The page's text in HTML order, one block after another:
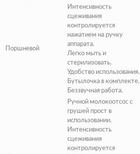
Поршневой
Интенсивность
сцеживания
контролируется
нажатием на ручку
аппарата.
Легко мыть и
стерилизовать.
Удобство использования.
Бутылочка в комплекте.
Беззвучная работа.
Ручной молокоотсос с
грушей прост в
использовании.
Интенсивность
сцеживания
контролируется